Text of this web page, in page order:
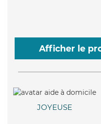
Afficher le
JOYEUSE